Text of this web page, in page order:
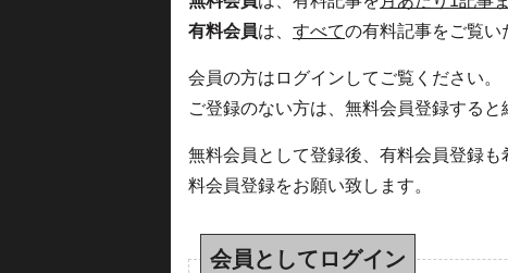
有料会員は、 すべての有料記事をご覧い
会員の方はログインしてご覧ください。
ご登録のない方は、無料会員登録すると
無料会員として登録後、有料会員登録も
料会員登録をお願い致します。
会員としてログイン